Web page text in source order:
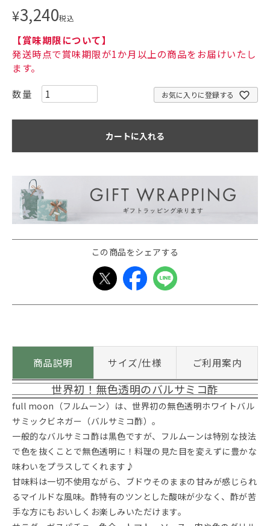
¥3,240税込
【賞味期限について】
発送時点で賞味期限が1か月以上の商品をお届けいたし
ます。
お気に入りに登録する
カートに入れる
この商品をシェアする
商品説明 サイズ/仕様 ご利用案内
世界初！無色透明のバルサミコ酢
full moon（フルムーン）は、世界初の無色透明ホワイトバル
サミックビネガー（バルサミコ酢）。
一般的なバルサミコ酢は黒色ですが、フルムーンは特別な技法
で色を抜くことで無色透明に！料理の見た目を変えずに豊かな
味わいをプラスしてくれます♪
甘味料は一切不使用ながら、ブドウそのままの甘みが感じられ
るマイルドな風味。酢特有のツンとした酸味が少なく、酢が苦
手な方にもおいしくお楽しみいただけます。